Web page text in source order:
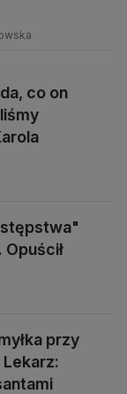
co on
przy